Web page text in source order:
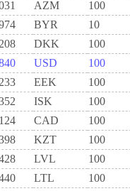
AZM 100
BYR 10
208
DKK 100
USD 100
233
EEK 100
ISK 100
124
CAD 100
KZT 100
LVL 100
LTL 100